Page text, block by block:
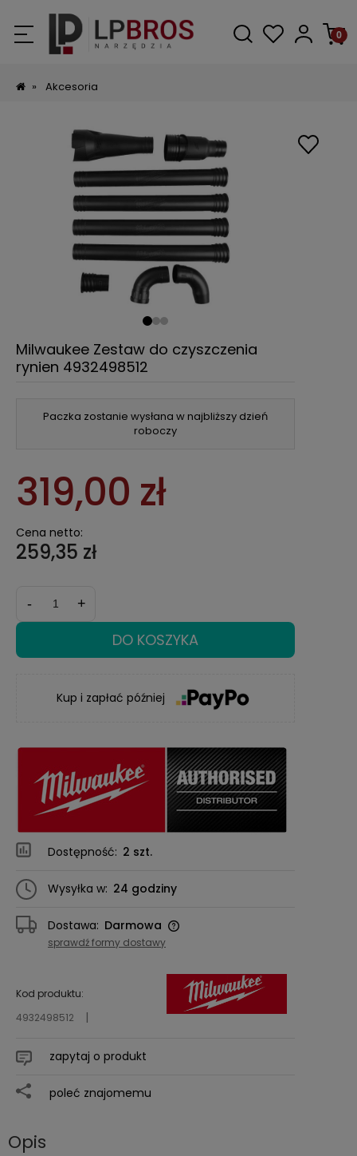
» Akcesoria
Paczka zostanie wysłana w najbliższy dzień
roboczy
Milwaukee Zestaw do czyszczenia
rynien 4932498512
319,00 zł
Cena netto:
259,35 zł
- +
DO KOSZYKA
Kup i zapłać później
Dostępność: 2 szt.
Wysyłka w: 24 godziny
Dostawa: Darmowa
Cena nie zawiera ewentualnych kosztów
sprawdź formy dostawy
Kod produktu:
4932498512
zapytaj o produkt
poleć znajomemu
Opis